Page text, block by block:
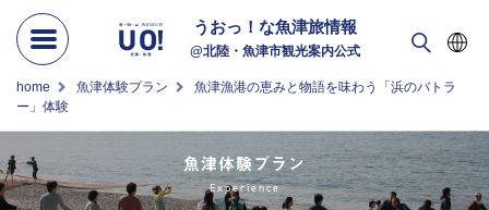
うおっ！な魚津旅情報
@北陸・魚津市観光案内公式
home 魚津体験プラン
魚津漁港の恵みと物語を味わう「浜のバトラ
ー」体験
魚津体験プラン
Experience